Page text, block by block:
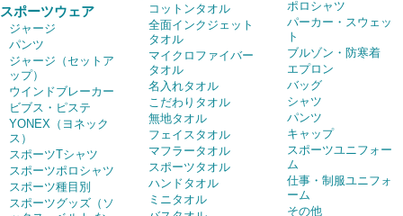
スポーツウェア
ジャージ
パンツ
ジャージ（セットア
ップ）
ウインドブレーカー
ビブス・ピステ
YONEX（ヨネック
ス）
スポーツTシャツ
スポーツポロシャツ
スポーツ種目別
スポーツグッズ（ソ
コットンタオル
全面インクジェット
タオル
マイクロファイバー
タオル
名入れタオル
こだわりタオル
無地タオル
フェイスタオル
マフラータオル
スポーツタオル
ハンドタオル
ミニタオル
ポロシャツ
パーカー・スウェッ
ト
ブルゾン・防寒着
エプロン
バッグ
シャツ
パンツ
キャップ
スポーツユニフォー
ム
仕事・制服ユニフォ
ーム
その他